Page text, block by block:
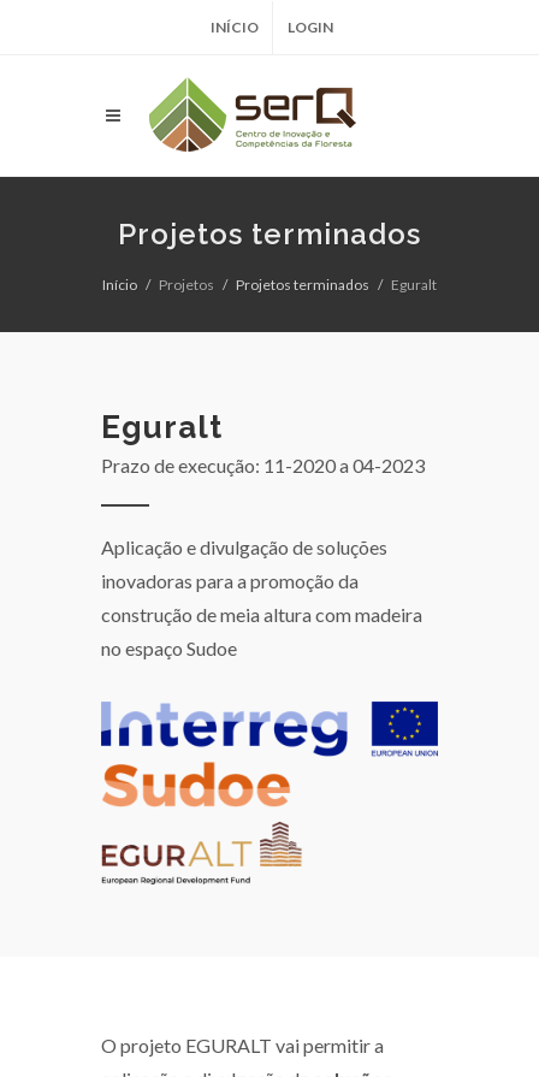
INÍCIO LOGIN
Projetos terminados
Início Projetos Projetos terminados Eguralt
Eguralt
Prazo de execução: 11-2020a 04-2023
Aplicação e divulgação de soluções
inovadoras para a promoção da
construção de meia altura com madeira
no espaço Sudoe
O projeto EGURALT vai permitir a